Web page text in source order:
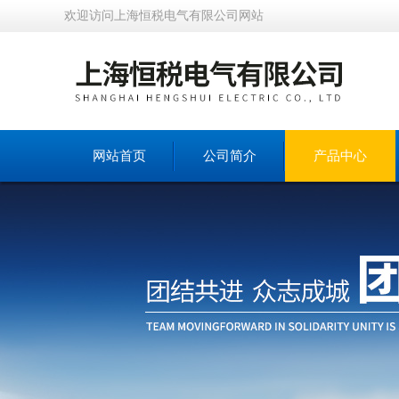
欢迎访问上海恒税电气有限公司网站
网站首页 公司简介 产品中心